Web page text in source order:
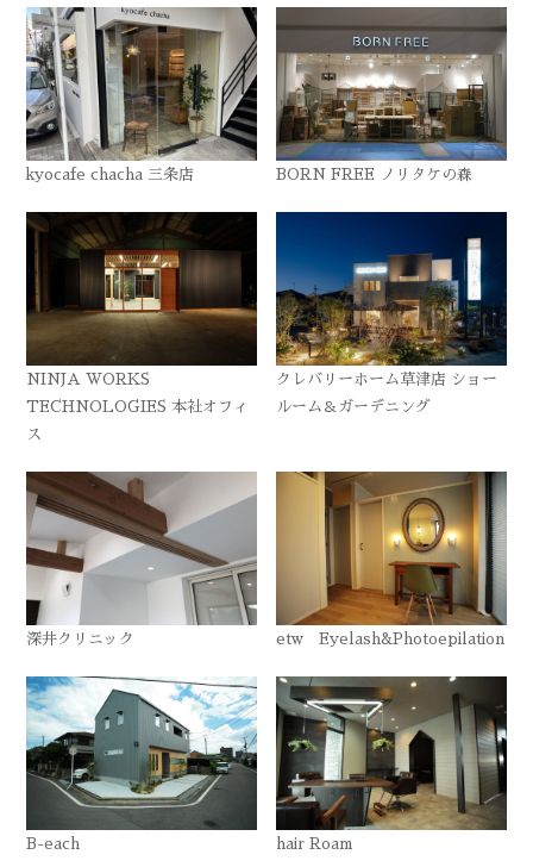
kyocafe chacha 三条店 BORN FREE ノリタケの森
NINJA WORKS
TECHNOLOGIES 本社オフィ
ス
クレバリーホーム草津店 ショー
ルーム＆ガーデニング
深井クリニック etw Eyelash&Photoepilation
B-each hair Roam